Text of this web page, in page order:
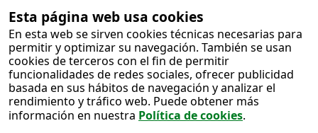
Esta página web usa cookies
En esta web se sirven cookies técnicas necesarias para
permitir y optimizar su navegación. También se usan
cookies de terceros con el fin de permitir
funcionalidades de redes sociales, ofrecer publicidad
basada en sus hábitos de navegación y analizar el
rendimiento y tráfico web. Puede obtener más
información en nuestra Política de cookies.